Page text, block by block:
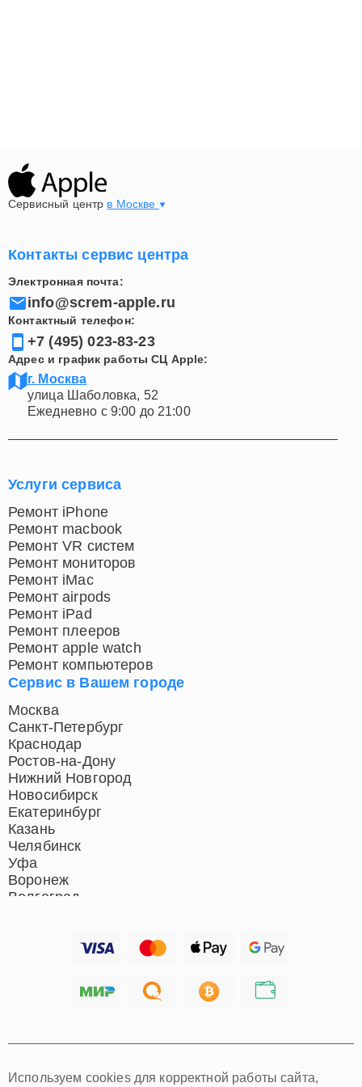
поддерживать стабильную работу устройства и
продлить срок его службы.
Сервисный центрв Москве
Контакты сервис центра
Электронная почта:
info@screm-apple.ru
Контактный телефон:
+7 (495) 023-83-23
Адрес и график работы СЦ Apple:
г. Москва
улица Шаболовка, 52
Ежедневно с 9:00 до 21:00
Сервис в Вашем городе
Москва
Санкт-Петербург
Краснодар
Ростов-на-Дону
Нижний Новгород
Новосибирск
Екатеринбург
Казань
Челябинск
Уфа
Воронеж
Тюмень
Самара
Услуги сервиса
Ремонт iPhone
Ремонт macbook
Ремонт VR систем
Ремонт мониторов
Ремонт iMac
Ремонт airpods
Ремонт iPad
Ремонт плееров
Ремонт apple watch
Ремонт компьютеров